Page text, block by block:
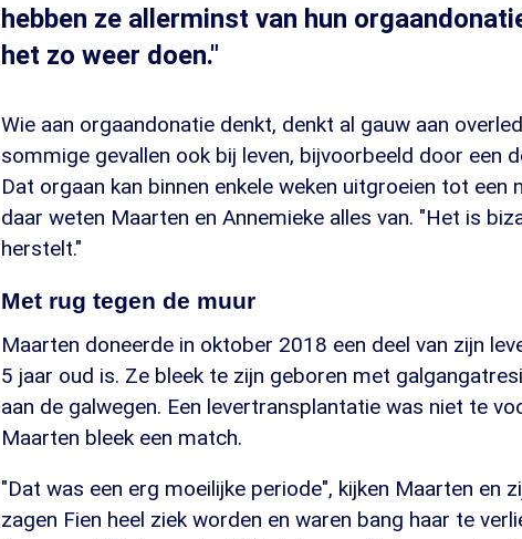
hebben ze allerminst van hun
het zo weer doen."
Wie aan orgaandonatie denkt, denkt al gauw aan
sommige gevallen ook bij leven, bijvoorbeeld door een
Dat orgaan kan binnen enkele weken uitgroeien tot een
daar weten Maarten en Annemieke alles van. "Het is
herstelt."
Met rug tegen de muur
Maarten doneerde in oktober 2018 een deel van zijn
5 jaar oud is. Ze bleek te zijn geboren met
aan de galwegen. Een levertransplantatie was niet te
Maarten bleek een match.
"Dat was een erg moeilijke periode", kijken Maarten en
zagen Fien heel ziek worden en waren bang haar te